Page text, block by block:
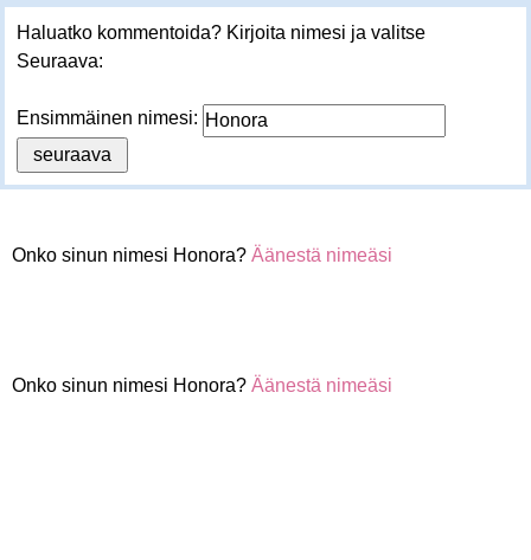
Haluatko kommentoida? Kirjoita nimesi ja valitse
Seuraava:
Ensimmäinen nimesi:
Onko sinun nimesi Honora? Äänestä nimeäsi
Onko sinun nimesi Honora? Äänestä nimeäsi